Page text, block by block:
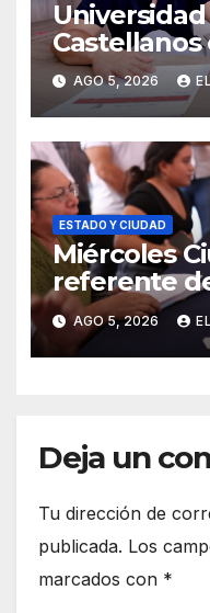
de agosto
AGO 5, 2026
ESTADO Y CIUDAD
Miércoles
referente
oportuna y
meridanos;
AGO 5, 2026
Deja un
Tu dirección de
publicada. Los
marcados con *